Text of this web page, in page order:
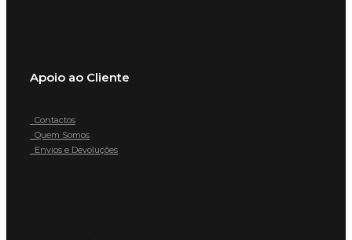
Apoio ao Cliente
Contactos
Quem Somos
Envios e Devoluções